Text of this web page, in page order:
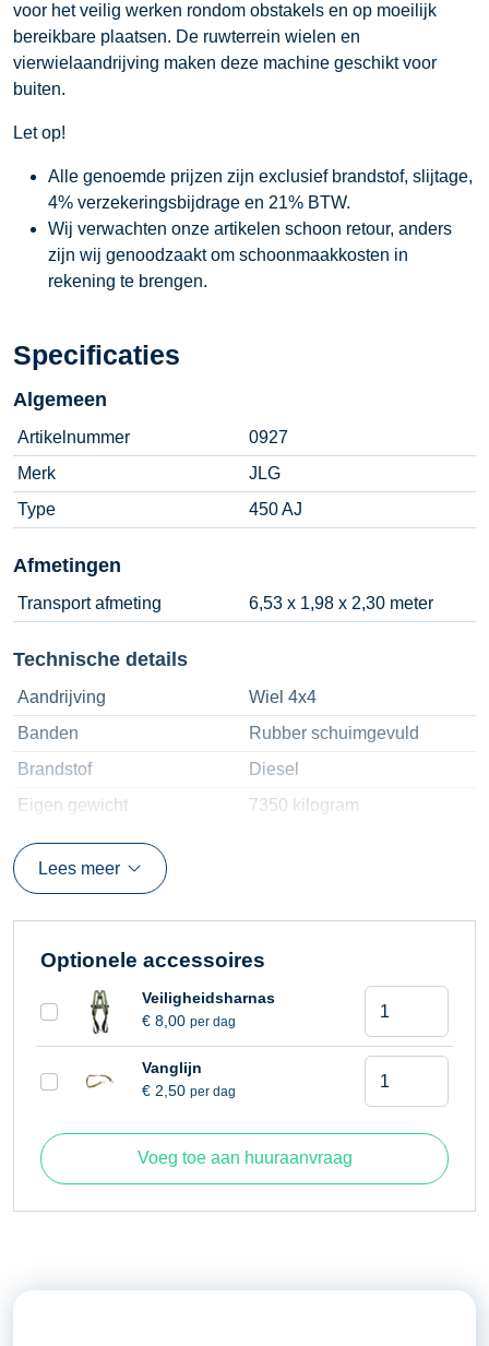
voor het veilig werken rondom obstakels en op moeilijk
bereikbare plaatsen. De ruwterrein wielen en
vierwielaandrijving maken deze machine geschikt voor
buiten.
Let op!
Alle genoemde prijzen zijn exclusief brandstof, slijtage,
4% verzekeringsbijdrage en 21% BTW.
Wij verwachten onze artikelen schoon retour, anders
zijn wij genoodzaakt om schoonmaakkosten in
rekening te brengen.
Specificaties
Algemeen
Artikelnummer
0927
Merk
JLG
Type
450 AJ
Afmetingen
Transport afmeting 6,53 x 1,98 x 2,30 meter
Technische details
Aandrijving
Wiel 4x4
Banden
Rubber schuimgevuld
Brandstof
Diesel
Eigen gewicht
7350 kilogram
Gebruiksomstandigheden
Hefvermogen
Horizontale belasting
Knikpunthoogte
1,83 x 0,76 meter
Platform roterend
Werkhoogte
15,70 meter
Zwenkbereik
355°
Lees meer
Optionele accessoires
Veiligheidsharnas
€8,00 per dag
meter
aantal
Vanglijn
€2,50 per dag
15,70
Voeg toe aan huuraanvraag